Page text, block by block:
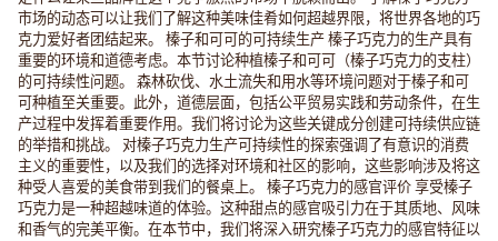
市场的动态可以让我们了解这种美味佳肴如何超越界限，将世界各地的巧
克力爱好者团结起来。 榛子和可可的可持续生产 榛子巧克力的生产具有
重要的环境和道德考虑。本节讨论种植榛子和可可（榛子巧克力的支柱）
的可持续性问题。 森林砍伐、水土流失和用水等环境问题对于榛子和可
可种植至关重要。此外，道德层面，包括公平贸易实践和劳动条件，在生
产过程中发挥着重要作用。我们将讨论为这些关键成分创建可持续供应链
的举措和挑战。 对榛子巧克力生产可持续性的探索强调了有意识的消费
主义的重要性，以及我们的选择对环境和社区的影响，这些影响涉及将这
种受人喜爱的美食带到我们的餐桌上。 榛子巧克力的感官评价 享受榛子
巧克力是一种超越味道的体验。这种甜点的感官吸引力在于其质地、风味
和香气的完美平衡。在本节中，我们将深入研究榛子巧克力的感官特征以